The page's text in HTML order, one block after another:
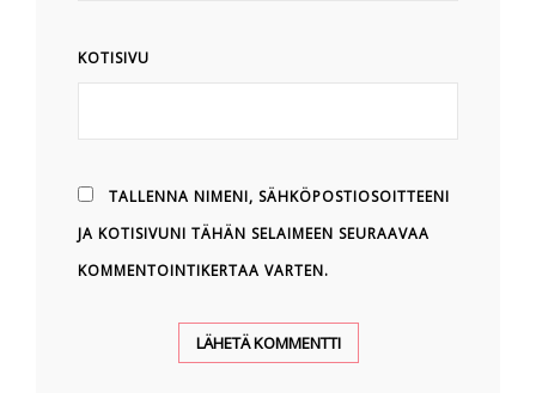
KOTISIVU
TALLENNA NIMENI, SÄHKÖPOSTIOSOITTEENI
JA KOTISIVUNI TÄHÄN SELAIMEEN SEURAAVAA
KOMMENTOINTIKERTAA VARTEN.